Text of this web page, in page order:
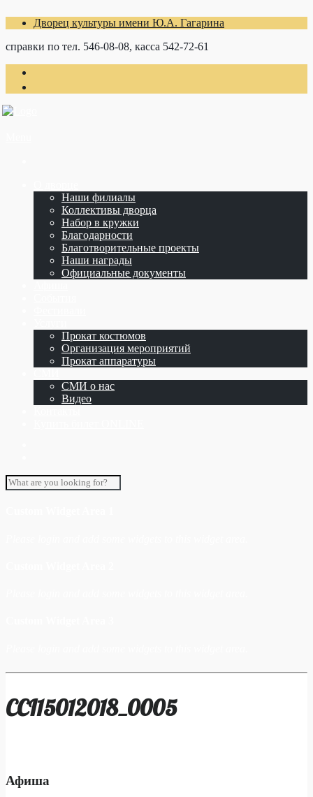
Дворец культуры имени Ю.А. Гагарина
справки по тел. 546-08-08, касса 542-72-61
Наши филиалы
Коллективы дворца
Набор в кружки
Благодарности
Благотворительные проекты
Наши награды
Официальные документы
Прокат костюмов
Организация мероприятий
Прокат аппаратуры
СМИ о нас
Видео
CCI15012018_0005
Афиша